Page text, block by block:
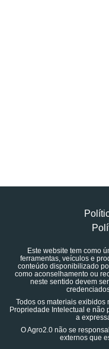
Este website tem como
ferramentas, veículos e
conteúdo disponibilizado
como aconselhamento ou
neste sentido devem
Todos os materiais exibidos
Propriedade Intelectual e não
a
O Agro2.0 não se
externos que